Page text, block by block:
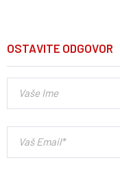
OSTAVITE ODGOVOR